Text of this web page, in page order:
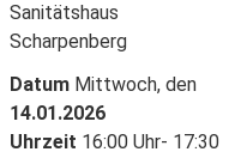
Sanitätshaus
Scharpenberg
Datum Mittwoch, den
14.01.2026
Uhrzeit 16:00 Uhr- 17:30